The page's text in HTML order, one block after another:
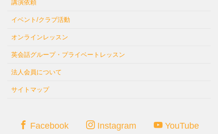
講演依頼
イベント/クラブ活動
オンラインレッスン
英会話グループ・プライベートレッスン
法人会員について
サイトマップ
Facebook Instagram YouTube